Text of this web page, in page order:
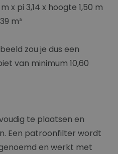
x pi 3,14 x hoogte 1,50 m
m³
zou je dus een
van minimum 10,60
te plaatsen en
Een patroonfilter wordt
en werkt met